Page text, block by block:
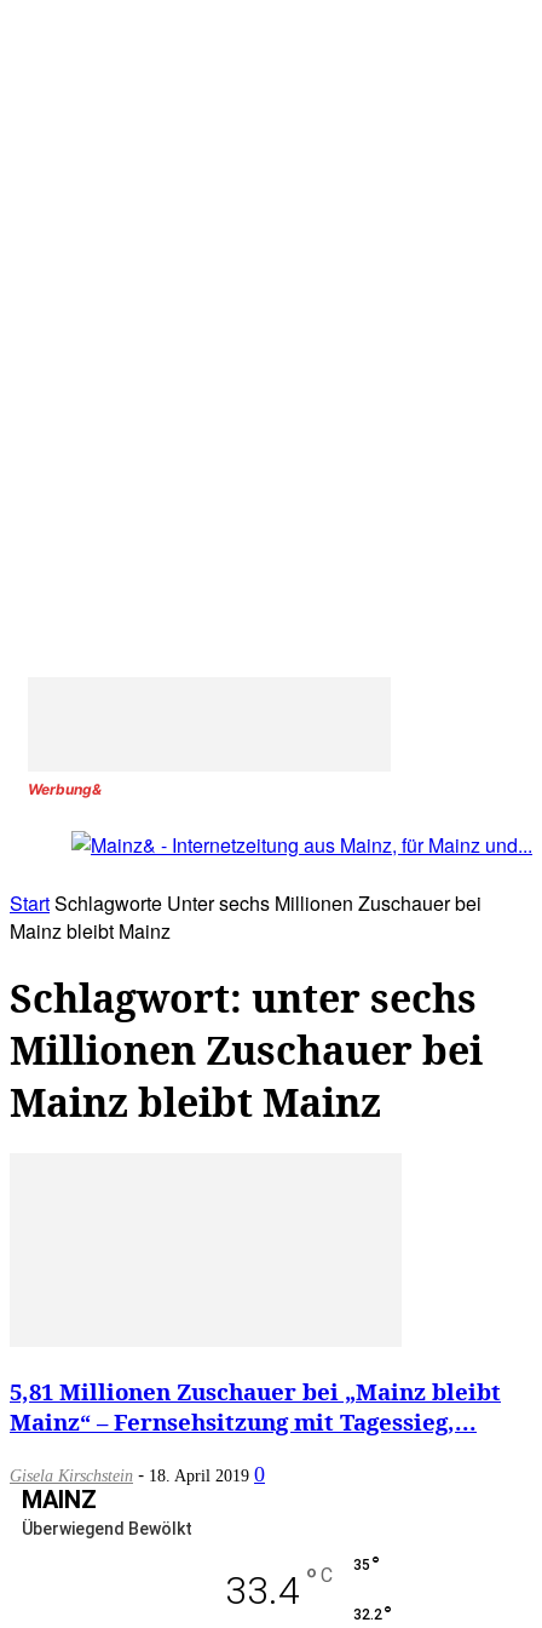
Werbung&
StartSchlagworte Unter sechs Millionen Zuschauer bei
Mainz bleibt Mainz
Schlagwort: unter sechs
Millionen Zuschauer bei
Mainz bleibt Mainz
5,81 Millionen Zuschauer bei „Mainz bleibt
Mainz“ – Fernsehsitzung mit Tagessieg,...
Gisela Kirschstein - 18. April 2019 0
MAINZ
Überwiegend Bewölkt
33.4 ° C 35 °
32.2°